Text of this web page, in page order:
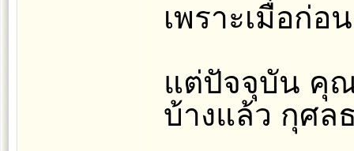
เพราะเมื่อก่
แต่ปัจจุบัน คุ
บ้างแล้ว กุศล